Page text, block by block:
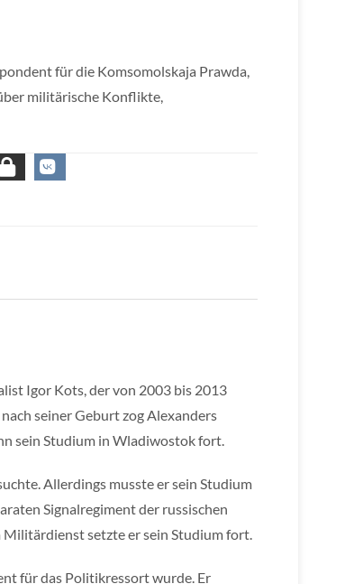
für die Komsomolskaja Prawda,
militärische Konflikte,
Igor Kots, der von 2003 bis 2013
seiner Geburt zog Alexanders
sein Studium in Wladiwostok fort.
Allerdings musste er sein Studium
Signalregiment der russischen
setzte er sein Studium fort.
für das Politikressort wurde. Er